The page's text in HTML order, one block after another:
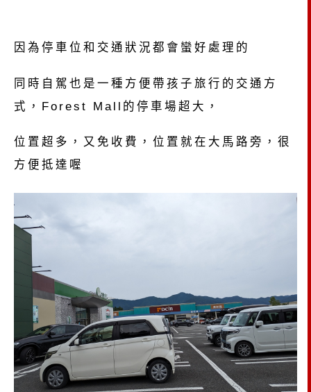
因為停車位和交通狀況都會蠻好處理的
同時自駕也是一種方便帶孩子旅行的交通方
式，Forest Mall的停車場超大，
位置超多，又免收費，位置就在大馬路旁，很
方便抵達喔